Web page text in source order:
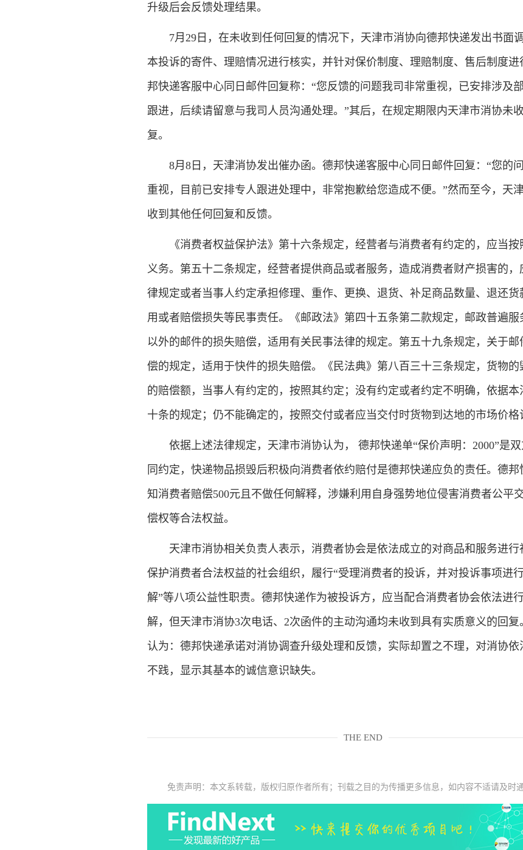
升级后会反馈处理结果。
7月29日，在未收到任何回复的情况下，天津市消协向德邦快递发出书面
本投诉的寄件、理赔情况进行核实，并针对保价制度、理赔制度、售后制度进
邦快递客服中心同日邮件回复称：“您反馈的问题我司非常重视，已安排涉及
跟进，后续请留意与我司人员沟通处理。”其后，在规定期限内天津市消协未
复。
8月8日，天津消协发出催办函。德邦快递客服中心同日邮件回复：“您的
重视，目前已安排专人跟进处理中，非常抱歉给您造成不便。”然而至今，天
收到其他任何回复和反馈。
《消费者权益保护法》第十六条规定，经营者与消费者有约定的，应当按
义务。第五十二条规定，经营者提供商品或者服务，造成消费者财产损害的，
律规定或者当事人约定承担修理、重作、更换、退货、补足商品数量、退还货
用或者赔偿损失等民事责任。《邮政法》第四十五条第二款规定，邮政普遍服
以外的邮件的损失赔偿，适用有关民事法律的规定。第五十九条规定，关于邮
偿的规定，适用于快件的损失赔偿。《民法典》第八百三十三条规定，货物的
的赔偿额，当事人有约定的，按照其约定；没有约定或者约定不明确，依据本
十条的规定；仍不能确定的，按照交付或者应当交付时货物到达地的市场价格
依据上述法律规定，天津市消协认为， 德邦快递单“保价声明：2000”是双
同约定，快递物品损毁后积极向消费者依约赔付是德邦快递应负的责任。德邦
知消费者赔偿500元且不做任何解释，涉嫌利用自身强势地位侵害消费者公平
偿权等合法权益。
天津市消协相关负责人表示，消费者协会是依法成立的对商品和服务进行
保护消费者合法权益的社会组织，履行“受理消费者的投诉，并对投诉事项进
解”等八项公益性职责。德邦快递作为被投诉方，应当配合消费者协会依法进
解，但天津市消协3次电话、2次函件的主动沟通均未收到具有实质意义的回复
认为：德邦快递承诺对消协调查升级处理和反馈，实际却置之不理，对消协依
不践，显示其基本的诚信意识缺失。
THE END
免责声明：本文系转载，版权归原作者所有；刊载之目的为传播更多信息，如内容不适请及时通